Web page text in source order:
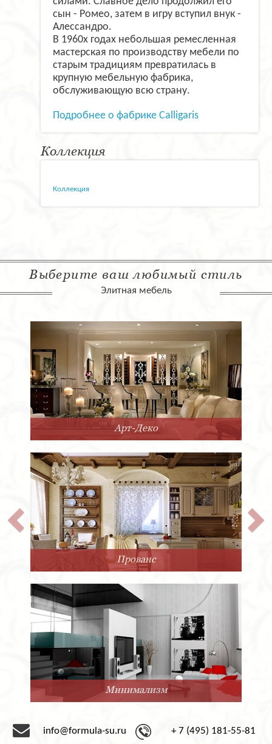
сын - Ромео, затем в игру вступил внук -
Алессандро.
В 1960х годах небольшая ремесленная
мастерская по производству мебели по
старым традициям превратилась в
крупную мебельную фабрика,
обслуживающую всю страну.
Подробнее о фабрике Calligaris
Коллекция
Коллекция
Выберите ваш любимый стиль
Элитная мебель
Арт-Деко
Прованс
Минимализм
info@formula-su.ru + 7 (495) 181-55-81